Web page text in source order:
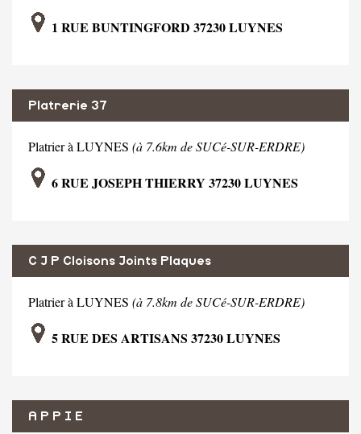
1 RUE BUNTINGFORD 37230 LUYNES
Platrerie 37
Platrier à LUYNES (à 7.6km de SUCé-SUR-ERDRE)
6 RUE JOSEPH THIERRY 37230 LUYNES
C J P Cloisons Joints Plaques
Platrier à LUYNES (à 7.8km de SUCé-SUR-ERDRE)
5 RUE DES ARTISANS 37230 LUYNES
A P P I E